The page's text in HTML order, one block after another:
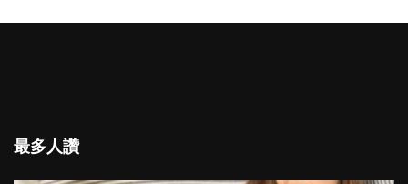
最多人讚